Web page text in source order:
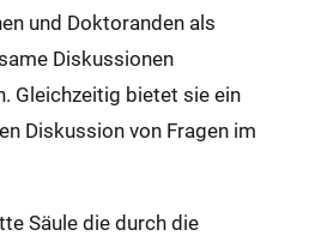
und Doktoranden als
Diskussionen
Gleichzeitig bietet sie ein
Diskussion von Fragen im
Säule die durch die